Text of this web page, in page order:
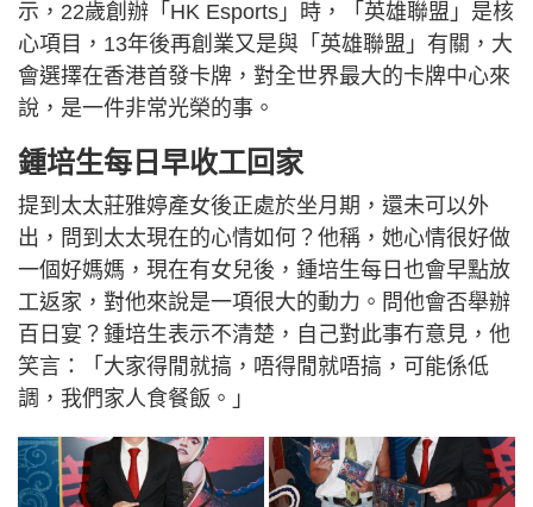
示，22歲創辦「HK Esports」時，「英雄聯盟」是核
心項目，13年後再創業又是與「英雄聯盟」有關，大
會選擇在香港首發卡牌，對全世界最大的卡牌中心來
說，是一件非常光榮的事。
鍾培生每日早收工回家
提到太太莊雅婷產女後正處於坐月期，還未可以外
出，問到太太現在的心情如何？他稱，她心情很好做
一個好媽媽，現在有女兒後，鍾培生每日也會早點放
工返家，對他來說是一項很大的動力。問他會否舉辦
百日宴？鍾培生表示不清楚，自己對此事冇意見，他
笑言：「大家得閒就搞，唔得閒就唔搞，可能係低
調，我們家人食餐飯。」